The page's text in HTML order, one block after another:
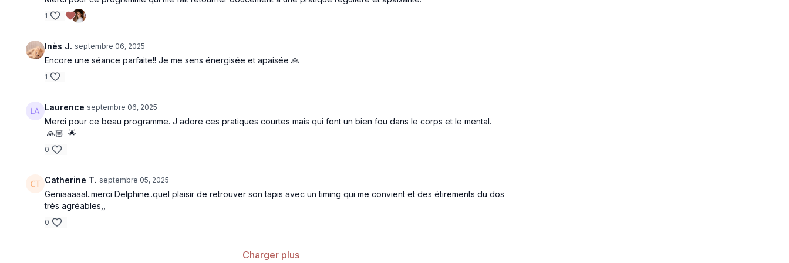
1
Inès J. septembre 06, 2025
Encore une séance parfaite!! Je me sens énergisée et apaisée 🙏
1
Laurence septembre 06, 2025
Merci pour ce beau programme. J adore ces pratiques courtes mais qui font un bien fou dans le corps et le mental.
🙏🏼 🌟
0
Catherine T. septembre 05, 2025
Geniaaaaal..merci Delphine..quel plaisir de retrouver son tapis avec un timing qui me convient et des étirements du dos
très agréables,,
0
Charger plus